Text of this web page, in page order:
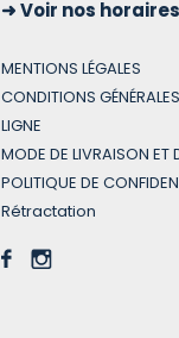
Voir nos horaires
MENTIONS LÉGALES
CONDITIONS
LIGNE
MODE DE LIVRAISON ET
POLITIQUE DE
Rétractation